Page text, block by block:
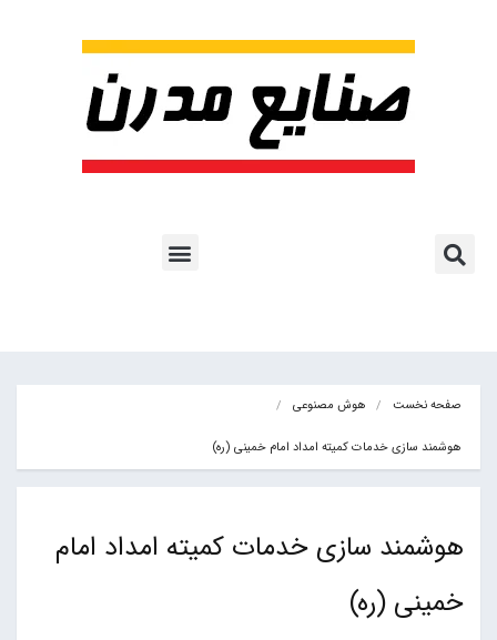
صفحه نخست هوش مصنوعی
هوشمند سازی خدمات کمیته امداد امام خمینی (ره)
هوشمند سازی خدمات کمیته امداد امام
خمینی (ره)